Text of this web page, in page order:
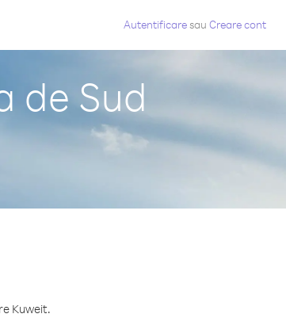
Autentificaresau Creare cont
de Sud
Kuweit.